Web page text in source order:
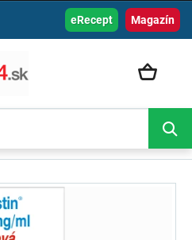
Magazín
eRecept